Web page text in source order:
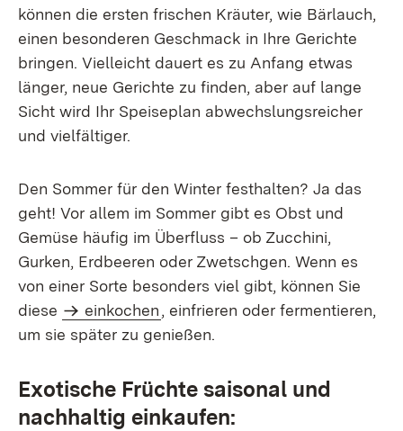
können die ersten frischen Kräuter, wie Bärlauch,
einen besonderen Geschmack in Ihre Gerichte
bringen. Vielleicht dauert es zu Anfang etwas
länger, neue Gerichte zu finden, aber auf lange
Sicht wird Ihr Speiseplan abwechslungsreicher
und vielfältiger.
Den Sommer für den Winter festhalten? Ja das
geht! Vor allem im Sommer gibt es Obst und
Gemüse häufig im Überfluss – ob Zucchini,
Gurken, Erdbeeren oder Zwetschgen. Wenn es
von einer Sorte besonders viel gibt, können Sie
diese
einkochen, einfrieren oder fermentieren,
um sie später zu genießen.
Exotische Früchte saisonal und
nachhaltig einkaufen: